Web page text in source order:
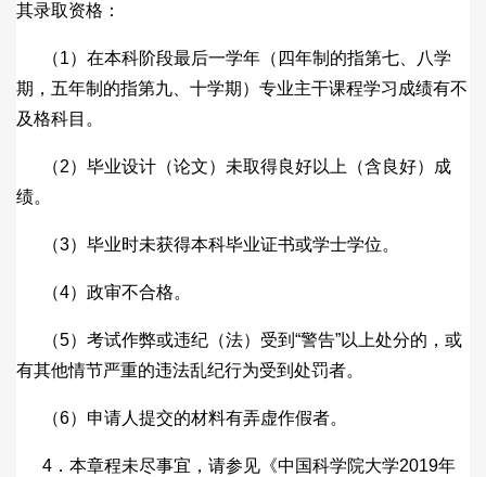
其录取资格：
（1）在本科阶段最后一学年（四年制的指第七、八学
期，五年制的指第九、十学期）专业主干课程学习成绩有不
及格科目。
（2）毕业设计（论文）未取得良好以上（含良好）成
绩。
（3）毕业时未获得本科毕业证书或学士学位。
（4）政审不合格。
（5）考试作弊或违纪（法）受到“警告”以上处分的，或
有其他情节严重的违法乱纪行为受到处罚者。
（6）申请人提交的材料有弄虚作假者。
4．本章程未尽事宜，请参见《中国科学院大学2019年